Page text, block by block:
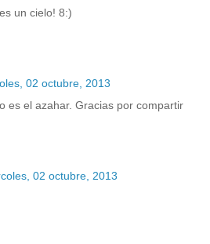
un cielo! 8:)
02 octubre, 2013
es el azahar. Gracias por compartir
02 octubre, 2013